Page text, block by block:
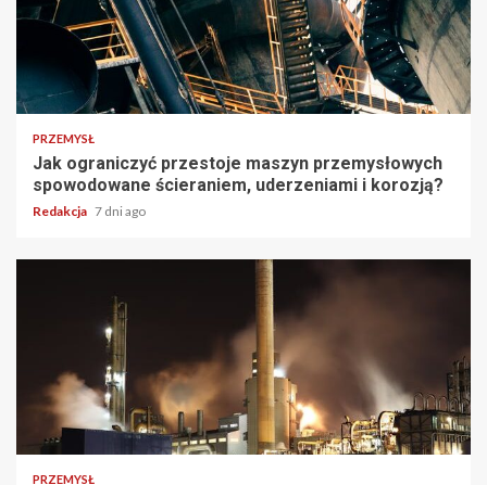
PRZEMYSŁ
Jak ograniczyć przestoje maszyn przemysłowych
spowodowane ścieraniem, uderzeniami i korozją?
Redakcja 7 dni ago
PRZEMYSŁ